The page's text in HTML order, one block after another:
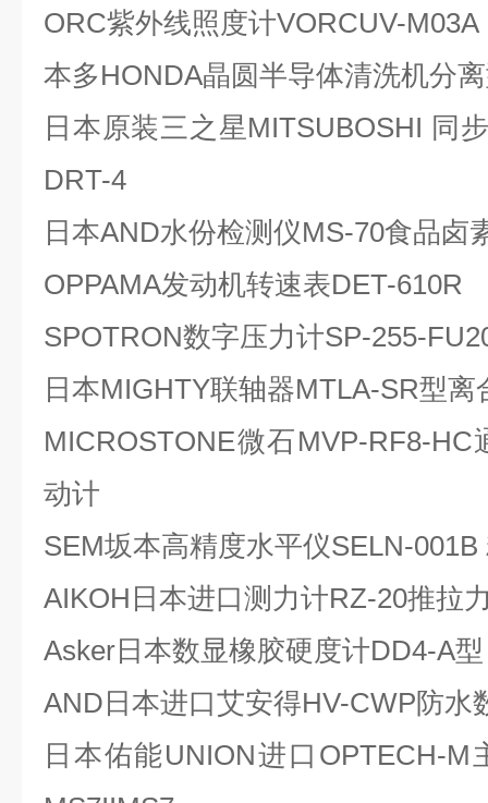
ORC紫外线照度计VORCUV-M03A
本多HONDA晶圆半导体清洗机分
日本原装三之星MITSUBOSHI 同
DRT-4
日本AND水份检测仪MS-70食品卤
OPPAMA发动机转速表DET-610R
SPOTRON数字压力计SP-255-
日本MIGHTY联轴器MTLA-SR型离
MICROSTONE微石MVP-RF8-
动计
SEM坂本高精度水平仪SELN-001B
AIKOH日本进口测力计RZ-20推拉
Asker日本数显橡胶硬度计DD4-A型
AND日本进口艾安得HV-CWP防水
日本佑能UNION进口OPTECH-